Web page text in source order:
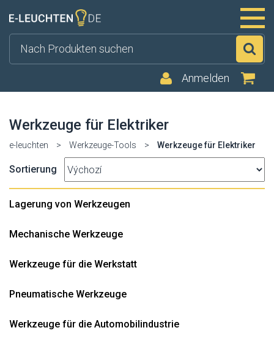
Anmelden
Werkzeuge für Elektriker
e-leuchten > Werkzeuge-Tools > Werkzeuge für Elektriker
Sortierung
Lagerung von Werkzeugen
Mechanische Werkzeuge
Werkzeuge für die Werkstatt
Pneumatische Werkzeuge
Werkzeuge für die Automobilindustrie